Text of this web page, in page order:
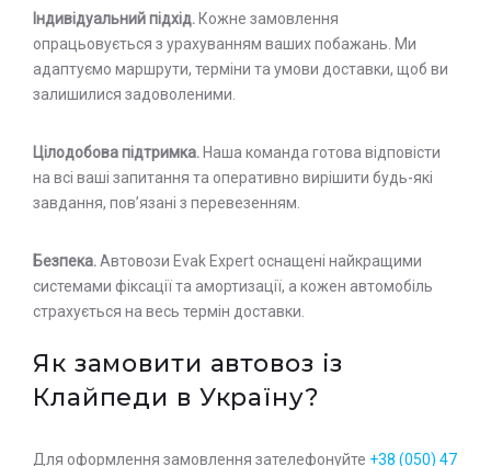
Індивідуальний підхід. Кожне замовлення
опрацьовується з урахуванням ваших побажань. Ми
адаптуємо маршрути, терміни та умови доставки, щоб ви
залишилися задоволеними.
Цілодобова підтримка. Наша команда готова відповісти
на всі ваші запитання та оперативно вирішити будь-які
завдання, пов’язані з перевезенням.
Безпека.Автовози Evak Expert оснащені найкращими
системами фіксації та амортизації, а кожен автомобіль
страхується на весь термін доставки.
Як замовити автовоз із
Клайпеди в Україну?
Для оформлення замовлення зателефонуйте +38 (050) 47